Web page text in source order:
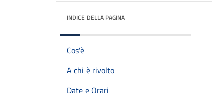
INDICE DELLA PAGINA
Cos'è
A chi è rivolto
Date e Orari